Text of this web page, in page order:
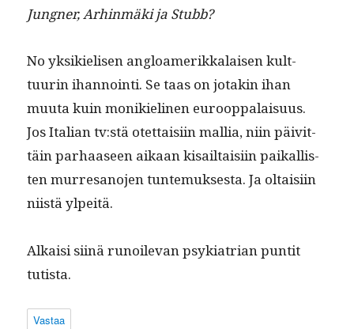
Jungn­er, Arhin­mä­ki ja Stubb?
No yksikielisen angloamerikkalaisen kult­
tuurin ihan­noin­ti. Se taas on jotakin ihan
muu­ta kuin monikieli­nen euroop­palaisu­us.
Jos Ital­ian tv:stä otet­taisi­in mallia, niin päivit­
täin parhaaseen aikaan kisail­taisi­in paikallis­
ten mur­re­sano­jen tun­te­muk­ses­ta. Ja oltaisi­in
niistä ylpeitä.
Alka­isi siinä runoil­e­van psyki­a­tri­an pun­tit
tutista.
Vastaa